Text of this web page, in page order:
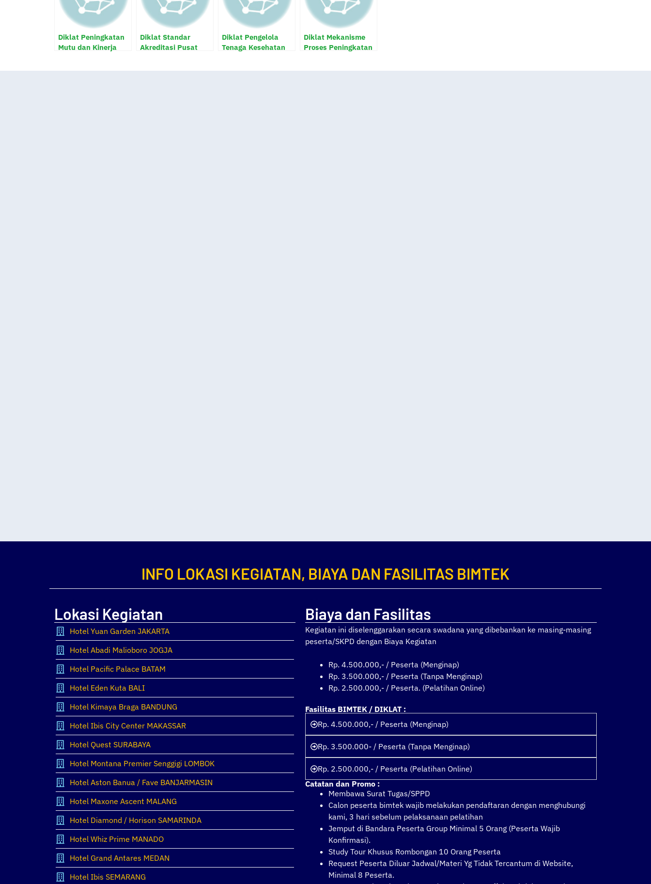
Diklat Peningkatan
Mutu dan Kinerja
Diklat Standar
Akreditasi Pusat
Diklat Pengelola
Tenaga Kesehatan
Diklat Mekanisme
Proses Peningkatan
INFO LOKASI KEGIATAN, BIAYA DAN FASILITAS BIMTEK
Lokasi Kegiatan
Hotel Yuan Garden JAKARTA
Hotel Abadi Malioboro JOGJA
Hotel Pacific Palace BATAM
Hotel Eden Kuta BALI
Hotel Kimaya Braga BANDUNG
Hotel Ibis City Center MAKASSAR
Hotel Quest SURABAYA
Hotel Montana Premier Senggigi LOMBOK
Hotel Aston Banua / Fave BANJARMASIN
Hotel Maxone Ascent MALANG
Hotel Diamond / Horison SAMARINDA
Hotel Whiz Prime MANADO
Hotel Grand Antares MEDAN
Hotel Ibis SEMARANG
Biaya dan Fasilitas
Kegiatan ini diselenggarakan secara swadana yang dibebankan ke masing-masing
peserta/SKPD dengan Biaya Kegiatan
Rp. 4.500.000,- / Peserta (Menginap)
Rp. 3.500.000,- / Peserta (Tanpa Menginap)
Rp. 2.500.000,- / Peserta. (Pelatihan Online)
Fasilitas BIMTEK / DIKLAT :
Rp. 4.500.000,- / Peserta (Menginap)
Rp. 3.500.000- / Peserta (Tanpa Menginap)
Rp. 2.500.000,- / Peserta (Pelatihan Online)
Catatan dan Promo :
Membawa Surat Tugas/SPPD
Calon peserta bimtek wajib melakukan pendaftaran dengan menghubungi
kami, 3 hari sebelum pelaksanaan pelatihan
Jemput di Bandara Peserta Group Minimal 5 Orang (Peserta Wajib
Konfirmasi).
Study Tour Khusus Rombongan 10 Orang Peserta
Request Peserta Diluar Jadwal/Materi Yg Tidak Tercantum di Website,
Minimal 8 Peserta.